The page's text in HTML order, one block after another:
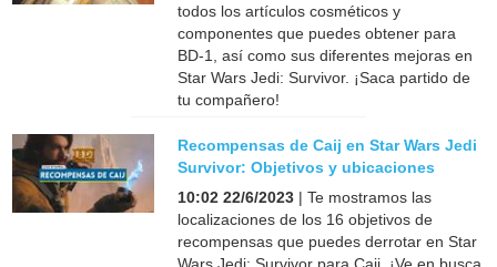
todos los artículos cosméticos y
componentes que puedes obtener para
BD-1, así como sus diferentes mejoras en
Star Wars Jedi: Survivor. ¡Saca partido de
tu compañero!
Recompensas de Caij en Star Wars Jedi
Survivor: Objetivos y ubicaciones
10:02 22/6/2023 | Te mostramos las
localizaciones de los 16 objetivos de
recompensas que puedes derrotar en Star
Wars Jedi: Survivor para Caij. ¡Ve en busca